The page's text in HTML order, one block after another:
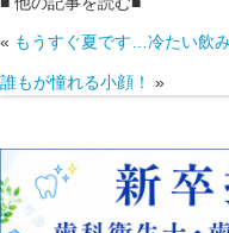
« もうすぐ夏です…冷たい飲
誰もが憧れる小顔！ »